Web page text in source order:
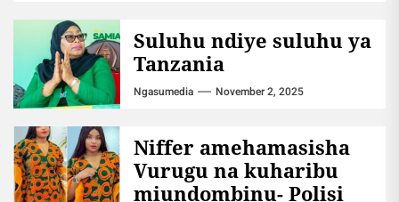
Suluhu ndiye suluhu ya
Tanzania
Ngasumedia November 2, 2025
Niffer amehamasisha
Vurugu na kuharibu
miundombinu- Polisi